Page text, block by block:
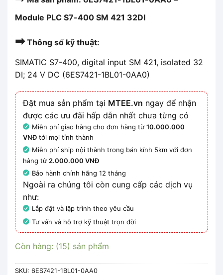
Module PLC S7-400 SM 421 32DI
➡Thông số kỹ thuật:
SIMATIC S7-400, digital input SM 421, isolated 32
DI; 24 V DC (6ES7421-1BL01-0AA0)
Đặt mua sản phẩm tại MTEE.vn ngay để nhận
được các ưu đãi hấp dẫn nhất chưa từng có
Miễn phí giao hàng cho đơn hàng từ10.000.000
VNĐ tới mọi tỉnh thành
Miễn phí ship nội thành trong bán kính 5km với đơn
hàng từ 2.000.000 VNĐ
Bảo hành chính hãng 12 tháng
Ngoài ra chúng tôi còn cung cấp các dịch vụ
như:
Lắp đặt và lập trình theo yêu cầu
Tư vấn và hỗ trợ kỹ thuật trọn đời
Còn hàng: (15) sản phẩm
SKU: 6ES7421-1BL01-0AA0